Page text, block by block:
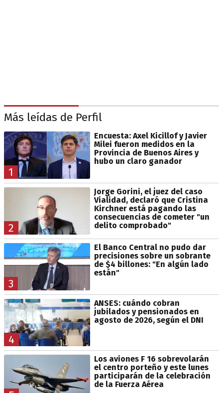
Más leídas de Perfil
1
Encuesta: Axel Kicillof y Javier
Milei fueron medidos en la
Provincia de Buenos Aires y
hubo un claro ganador
2
Jorge Gorini, el juez del caso
Vialidad, declaró que Cristina
Kirchner está pagando las
consecuencias de cometer "un
delito comprobado"
3
El Banco Central no pudo dar
precisiones sobre un sobrante
de $4 billones: "En algún lado
están"
4
ANSES: cuándo cobran
jubilados y pensionados en
agosto de 2026, según el DNI
Los aviones F 16 sobrevolarán
el centro porteño y este lunes
participarán de la celebración
de la Fuerza Aérea